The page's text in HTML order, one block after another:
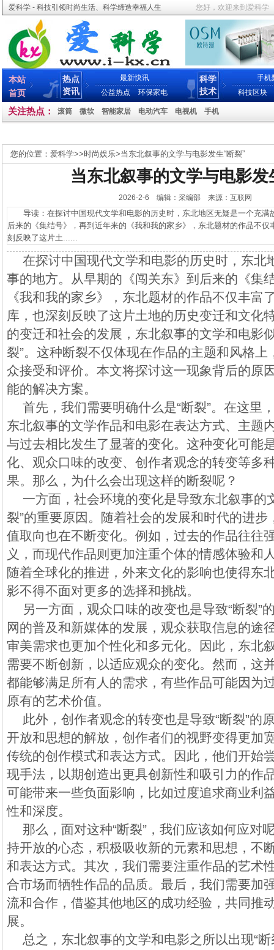
爱科学 - 科技引领时尚生活、科学缔造幸福人生 您好，欢迎来到爱科学
本站
首页
热点
资讯
最新快讯
公益热点
环保家电
科学
技术
手机
科技区块
关注热点： 滚筒 微软 智能家居 电动汽车 电视机 手机
您的位置： 爱科学>>时尚娱乐>当东北叙事的文学与电影发生“断裂”
当东北叙事的文学与电影发
2026-2-6 编辑：采编部 来源：互联网
导读：在探讨中国现代文学和电影的历史时，东北地区无疑是一个充满
后来的《集结号》，再到近年来的《我和我的家乡》，东北题材的作品不
刻反映了这片土......
在探讨中国现代文学和电影的历史时，东北
事的地方。从早期的《闯关东》到后来的《集
《我和我的家乡》，东北题材的作品不仅丰富
库，也深刻反映了这片土地的历史变迁和文化
的变迁和社会的发展，东北叙事的文学和电影
裂”。这种断裂不仅体现在作品的主题和风格
众接受和评价。本文将探讨这一现象背后的原
能的解决方案。
首先，我们需要明确什么是“断裂”。在这里
东北叙事的文学作品和电影在表达方式、主题
与过去相比发生了显著的变化。这种变化可能
化、观众口味的改变、创作者观念的转变等多
果。那么，为什么会出现这样的断裂呢？
一方面，社会环境的变化是导致东北叙事的
裂”的重要原因。随着社会的发展和时代的进
值取向也在不断变化。例如，过去的作品往往
义，而现代作品则更加注重个体的情感体验和
随着全球化的推进，外来文化的影响也使得东
影不得不面对更多的选择和挑战。
另一方面，观众口味的改变也是导致“断裂”
网的普及和新媒体的发展，观众获取信息的途
审美需求也更加个性化和多元化。因此，东北
需要不断创新，以适应观众的变化。然而，这
都能够满足所有人的需求，有些作品可能因为
原有的艺术价值。
此外，创作者观念的转变也是导致“断裂”的
开放和思想的解放，创作者们的视野变得更加
传统的创作模式和表达方式。因此，他们开始
现手法，以期创造出更具创新性和吸引力的作
可能带来一些负面影响，比如过度追求商业利
性和深度。
那么，面对这种“断裂”，我们应该如何应对
持开放的心态，积极吸收新的元素和思想，不
和表达方式。其次，我们需要注重作品的艺术
合市场而牺牲作品的品质。最后，我们需要加
流和合作，借鉴其他地区的成功经验，共同推
展。
总之，东北叙事的文学和电影之所以出现“